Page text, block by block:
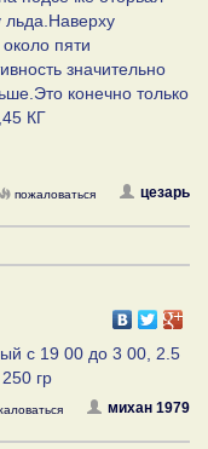
пяти
значительно
конечно только
КГ
цезарь
пожаловаться
с 19 00 до 3 00, 2.5
гр
михан 1979